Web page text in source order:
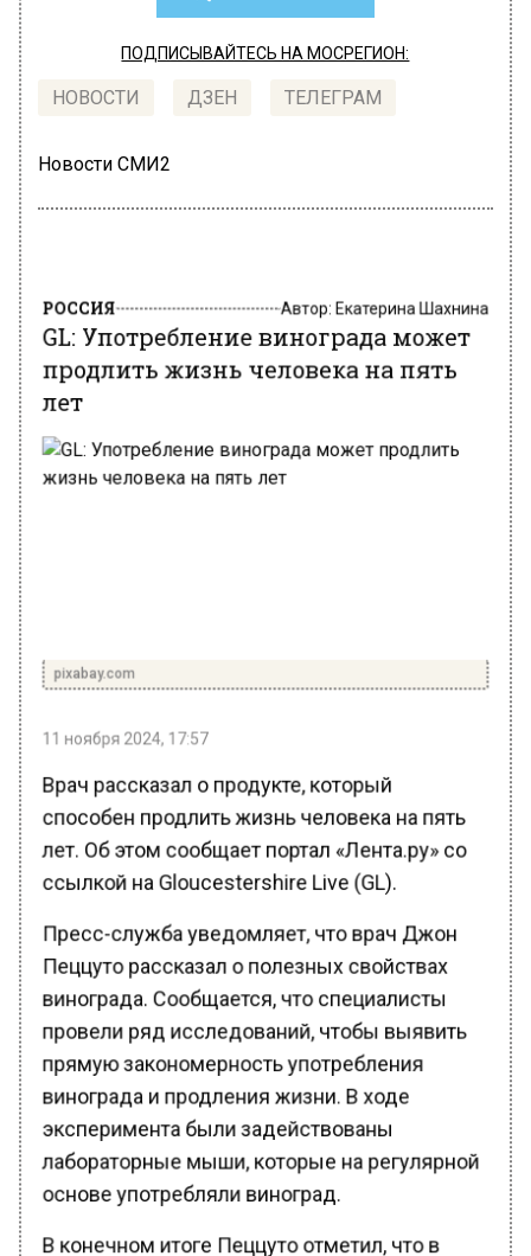
ПОДПИСЫВАЙТЕСЬ НА МОСРЕГИОН:
НОВОСТИ ДЗЕН ТЕЛЕГРАМ
Новости СМИ2
GL: Употребление винограда может
продлить жизнь человека на пять
лет
Врач рассказал о продукте, который
способен продлить жизнь человека на пять
лет. Об этом сообщает портал «Лента.ру» со
ссылкой на Gloucestershire Live (GL).
Пресс-служба уведомляет, что врач Джон
Пеццуто рассказал о полезных свойствах
винограда. Сообщается, что специалисты
провели ряд исследований, чтобы выявить
прямую закономерность употребления
винограда и продления жизни. В ходе
эксперимента были задействованы
лабораторные мыши, которые на регулярной
основе употребляли виноград.
В конечном итоге Пеццуто отметил, что в